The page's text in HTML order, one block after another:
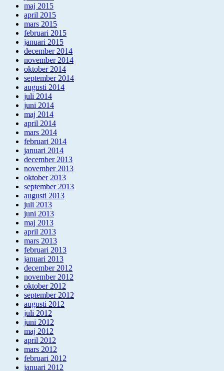
maj 2015
april 2015
mars 2015
februari 2015
januari 2015
december 2014
november 2014
oktober 2014
september 2014
augusti 2014
juli 2014
juni 2014
maj 2014
april 2014
mars 2014
februari 2014
januari 2014
december 2013
november 2013
oktober 2013
september 2013
augusti 2013
juli 2013
juni 2013
maj 2013
april 2013
mars 2013
februari 2013
januari 2013
december 2012
november 2012
oktober 2012
september 2012
augusti 2012
juli 2012
juni 2012
maj 2012
april 2012
mars 2012
februari 2012
januari 2012